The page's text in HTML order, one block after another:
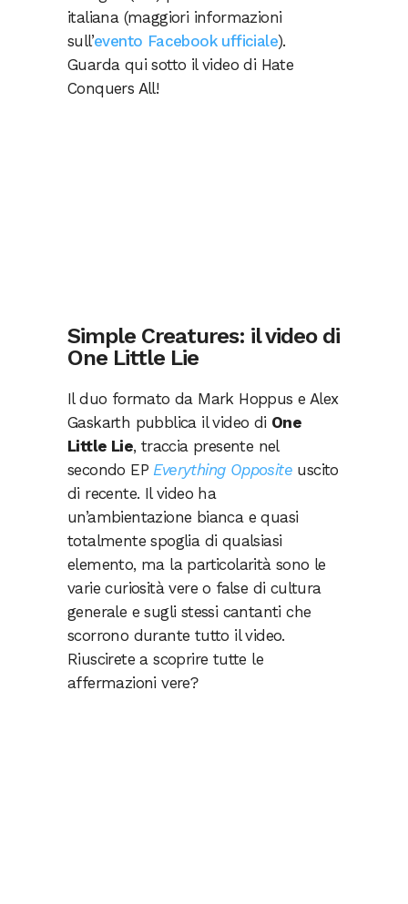
italiana (maggiori informazioni
sull’evento Facebook ufficiale).
Guarda qui sotto il video di Hate
Conquers All!
Simple Creatures: il video di
One Little Lie
Il duo formato da Mark Hoppus e Alex
Gaskarth pubblica il video di One
Little Lie, traccia presente nel
secondo EP Everything Opposite uscito
di recente. Il video ha
un’ambientazione bianca e quasi
totalmente spoglia di qualsiasi
elemento, ma la particolarità sono le
varie curiosità vere o false di cultura
generale e sugli stessi cantanti che
scorrono durante tutto il video.
Riuscirete a scoprire tutte le
affermazioni vere?